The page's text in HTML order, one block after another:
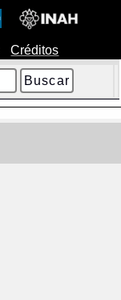
Créditos